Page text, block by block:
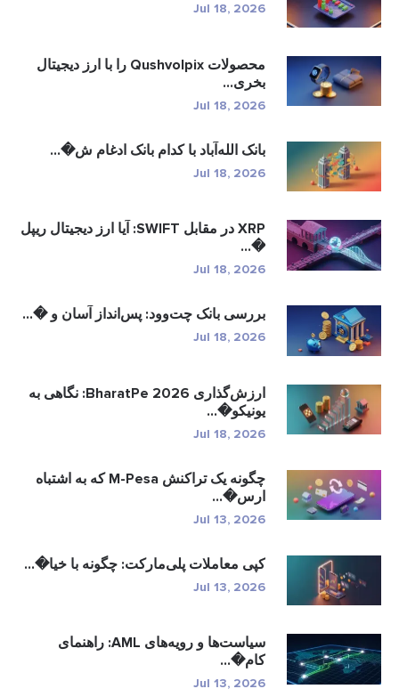
Jul 18, 2026
محصولات Qushvolpix را با ارز دیجیتال
بخری...
Jul 18, 2026
بانک الله‌آباد با کدام بانک ادغام ش�...
Jul 18, 2026
XRP در مقابل SWIFT: آیا ارز دیجیتال ریپل
�...
Jul 18, 2026
بررسی بانک چت‌وود: پس‌انداز آسان و �...
Jul 18, 2026
ارزش‌گذاری BharatPe 2026: نگاهی به
یونیکو�...
Jul 18, 2026
چگونه یک تراکنش M-Pesa که به اشتباه
ارس�...
Jul 13, 2026
کپی معاملات پلی‌مارکت: چگونه با خیا�...
Jul 13, 2026
سیاست‌ها و رویه‌های AML: راهنمای
کام�...
Jul 13, 2026